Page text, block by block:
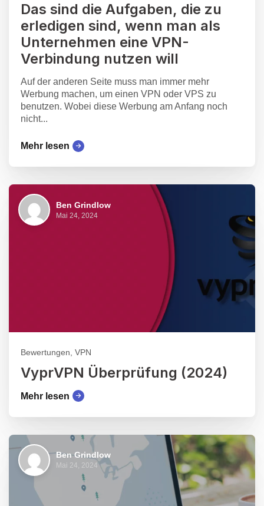
Das sind die Aufgaben, die zu
erledigen sind, wenn man als
Unternehmen eine VPN-
Verbindung nutzen will
Auf der anderen Seite muss man immer mehr
Werbung machen, um einen VPN oder VPS zu
benutzen. Wobei diese Werbung am Anfang noch
nicht...
Mehr lesen
Ben Grindlow
Mai 24, 2024
Bewertungen, VPN
VyprVPN Überprüfung (2024)
Mehr lesen
Ben Grindlow
Mai 24, 2024